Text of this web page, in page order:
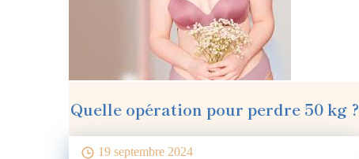
19 septembre 2024
Quelle opération pour perdre 50 kg ?